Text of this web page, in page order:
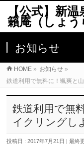
【公式】新
籟庵（しょう
お知らせ
HOME » お知らせ »
鉄道利用で無料に！颯爽と
鉄道利用で無
イクリングし
投稿日 : 2017年7月21日 最終